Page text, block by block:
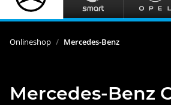
Onlineshop Mercedes-Benz
Mercedes-Benz